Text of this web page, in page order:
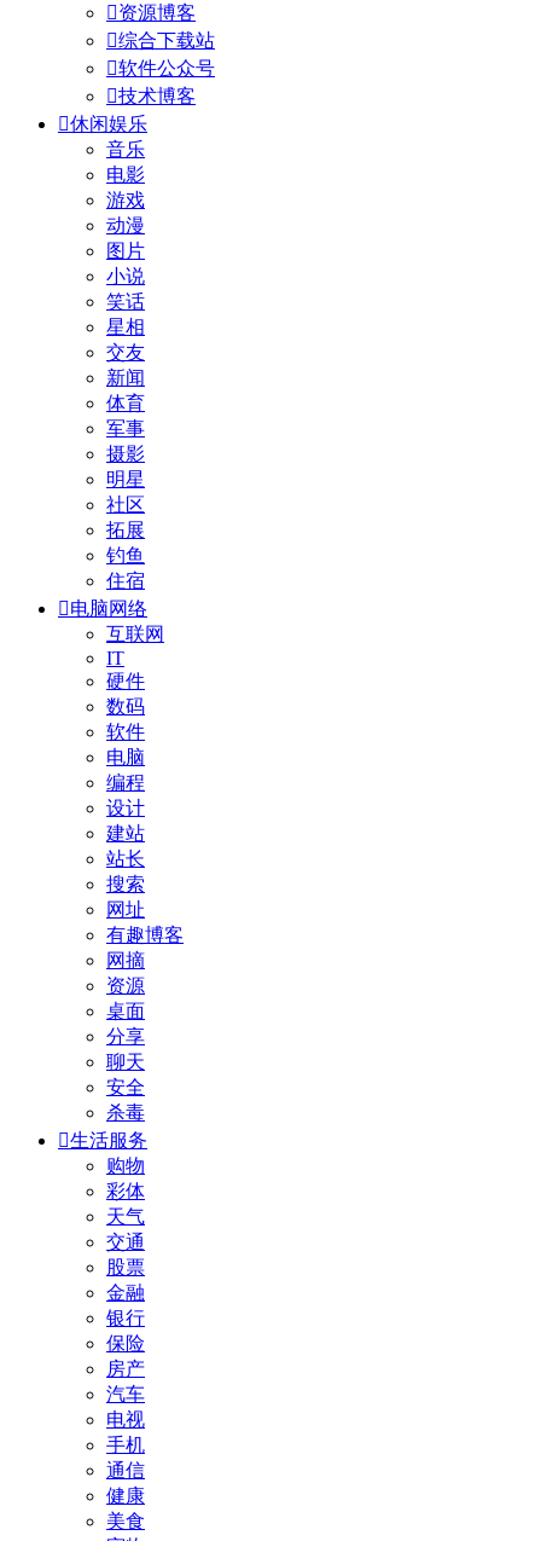
资源博客
综合下载站
软件公众号
技术博客
休闲娱乐
音乐
电影
游戏
动漫
图片
小说
笑话
星相
交友
新闻
体育
军事
摄影
明星
社区
拓展
钓鱼
住宿
电脑网络
互联网
IT
硬件
数码
软件
电脑
编程
设计
建站
站长
搜索
网址
有趣博客
网摘
资源
桌面
分享
聊天
安全
杀毒
生活服务
购物
彩体
天气
交通
股票
金融
银行
保险
房产
汽车
电视
手机
通信
健康
美食